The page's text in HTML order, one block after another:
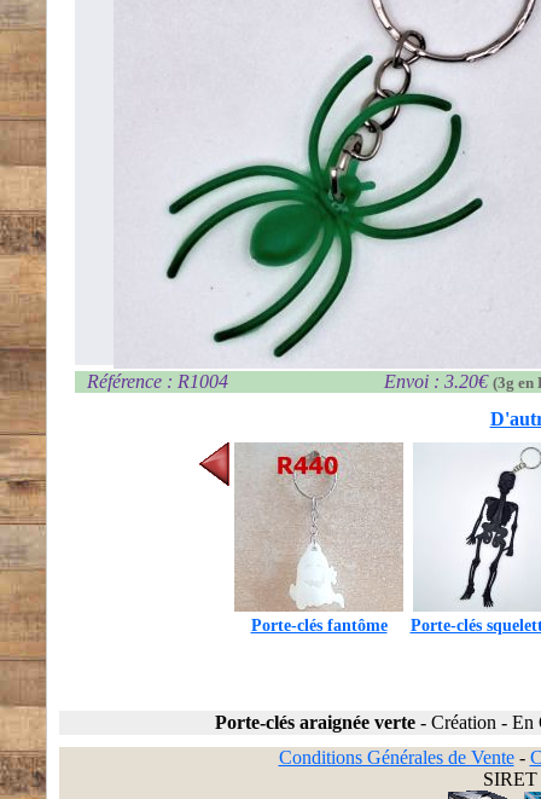
Référence : R1004 Envoi : 3.20€ (3g en
Porte-clés fantôme Porte-clés
Porte-clés araignée verte - Création - En
Conditions Générales de Vente-
SIRET